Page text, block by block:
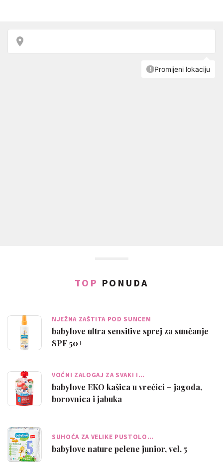
TOP PONUDA
NJEŽNA ZAŠTITA POD SUNCEM
babylove ultra sensitive sprej za sunčanje
SPF 50+
VOĆNI ZALOGAJ ZA SVAKI I…
babylove EKO kašica u vrećici – jagoda,
borovnica i jabuka
SUHOĆA ZA VELIKE PUSTOLO…
babylove nature pelene junior, vel. 5